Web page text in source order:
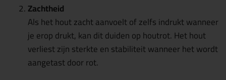
Zachtheid
Als het hout zacht aanvoelt of zelfs indrukt wanneer
je erop drukt, kan dit duiden op houtrot. Het hout
verliest zijn sterkte en stabiliteit wanneer het wordt
aangetast door rot.